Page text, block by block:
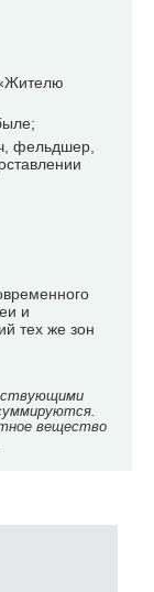
фельдшер,
и
тех же зон
вещество